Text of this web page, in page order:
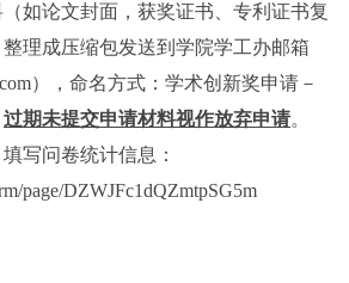
如论文封面，获奖证书、专利证书复
整理成压缩包发送到学院学工办邮箱
），命名方式：学术创新奖申请－
过期未提交申请材料视作放弃申请。
写问卷统计信息：
page/DZWJFc1dQZmtpSG5m